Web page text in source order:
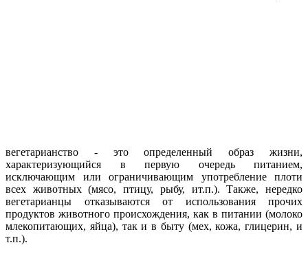
вегетарианство - это определенный образ жизни,
характеризующийся в первую очередь питанием,
исключающим или ограничивающим употребление плоти
всех животных (мясо, птицу, рыбу, ит.п.). Также, нередко
вегетарианцы отказываются от использования прочих
продуктов животного происхождения, как в питании (молоко
млекопитающих, яйца), так и в быту (мех, кожа, глицерин, и
т.п.).